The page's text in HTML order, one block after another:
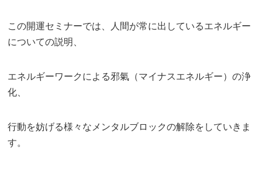
この開運セミナーでは、人間が常に出しているエネルギー
についての説明、
エネルギーワークによる邪氣（マイナスエネルギー）の浄
化、
行動を妨げる様々なメンタルブロックの解除をしていきま
す。